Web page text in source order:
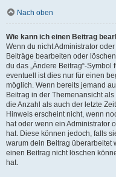
Nach oben
Wie kann ich einen Beitrag
Wenn du nicht Administrator
Beiträge bearbeiten oder
du das „Ändere Beitrag“-
eventuell ist dies nur für einen
möglich. Wenn bereits jemand
Beitrag in der Themenansicht
die Anzahl als auch der letzte
Hinweis erscheint nicht, wenn
hat oder wenn ein Administrator
hat. Diese können jedoch, falls
warum dein Beitrag überarbeitet
einen Beitrag nicht löschen
hat.